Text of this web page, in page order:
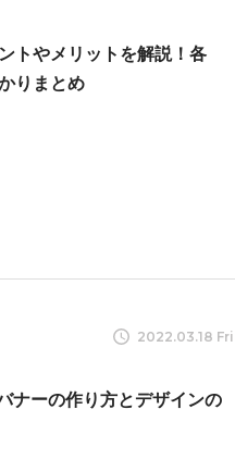
トやメリットを解説！各
りまとめ
2022.03.18 Fri
ナーの作り方とデザインの